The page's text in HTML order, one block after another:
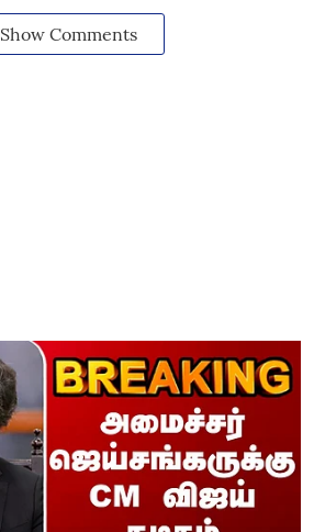
Show Comments